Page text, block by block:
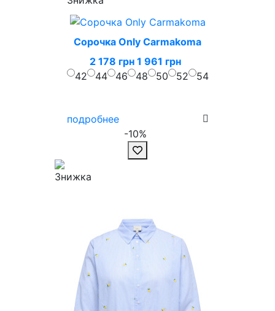
Сорочка Only Carmakoma
2 178 грн 1 961 грн
42
44 46 48 50 52 54
подробнее
-10%